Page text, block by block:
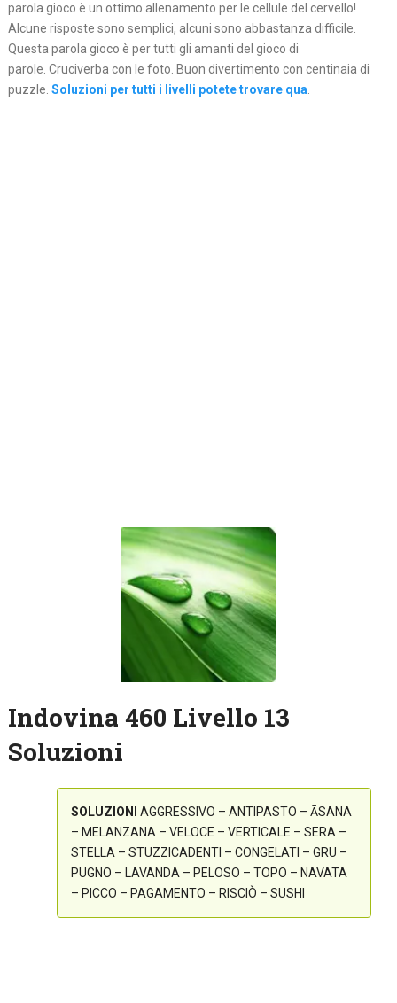
parola gioco è un ottimo allenamento per le cellule del cervello!
Alcune risposte sono semplici, alcuni sono abbastanza difficile.
Questa parola gioco è per tutti gli amanti del gioco di
parole. Cruciverba con le foto. Buon divertimento con centinaia di
puzzle. Soluzioni per tutti i livelli potete trovare qua.
Indovina 460 Livello 13
Soluzioni
SOLUZIONI
AGGRESSIVO – ANTIPASTO – ĀSANA
– MELANZANA – VELOCE – VERTICALE – SERA –
STELLA – STUZZICADENTI – CONGELATI – GRU –
PUGNO – LAVANDA – PELOSO – TOPO – NAVATA
– PICCO – PAGAMENTO – RISCIÒ – SUSHI